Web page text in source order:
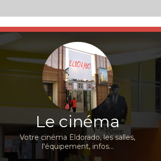
Le cinéma
Votre cinéma Eldorado, les salles,
l'équipement, infos...